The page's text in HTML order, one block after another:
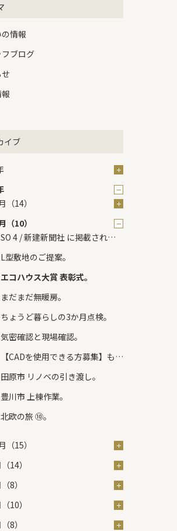
情報
ブログ
イブ
（14）
（10）
SO 4 / 新建新聞社 に掲載されま
した
L型敷地のご提案。
エコハウス大賞 表彰式。
まだまだ無暖房。
ちょうど暮らしの3か月点検。
気密確認と現場確認。
【CADを使用できる方募集】もう
一度、”家づくり”の感動に関わり
田原市 リノベの引き渡し。
豊川市 上棟作業。
北欧の旅 ⑩。
（15）
14）
8）
10）
8）